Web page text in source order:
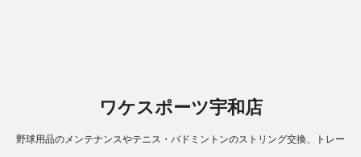
ワケスポーツ宇和店
野球用品のメンテナンスやテニス・バドミントンのストリング交換、トレー